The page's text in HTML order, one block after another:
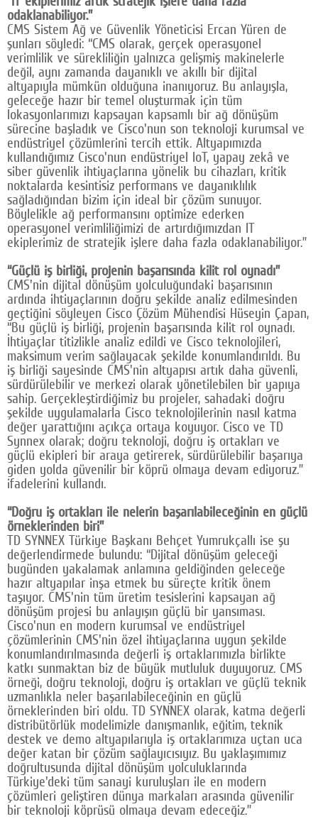
odaklanabiliyor.”
CMS Sistem Ağ ve Güvenlik Yöneticisi Ercan Yüren de
şunları söyledi: “CMS olarak, gerçek operasyonel
verimlilik ve sürekliliğin yalnızca gelişmiş makinelerle
değil, aynı zamanda dayanıklı ve akıllı bir dijital
altyapıyla mümkün olduğuna inanıyoruz. Bu anlayışla,
geleceğe hazır bir temel oluşturmak için tüm
lokasyonlarımızı kapsayan kapsamlı bir ağ dönüşüm
sürecine başladık ve Cisco'nun son teknoloji kurumsal ve
endüstriyel çözümlerini tercih ettik. Altyapımızda
kullandığımız Cisco'nun endüstriyel IoT, yapay zekâ ve
siber güvenlik ihtiyaçlarına yönelik bu cihazları, kritik
noktalarda kesintisiz performans ve dayanıklılık
sağladığından bizim için ideal bir çözüm sunuyor.
Böylelikle ağ performansını optimize ederken
operasyonel verimliliğimizi de artırdığımızdan IT
ekiplerimiz de stratejik işlere daha fazla odaklanabiliyor.”
“Güçlü iş birliği, projenin başarısında kilit rol oynadı”
CMS'nin dijital dönüşüm yolculuğundaki başarısının
ardında ihtiyaçlarının doğru şekilde analiz edilmesinden
geçtiğini söyleyen Cisco Çözüm Mühendisi Hüseyin Çapan,
“Bu güçlü iş birliği, projenin başarısında kilit rol oynadı.
İhtiyaçlar titizlikle analiz edildi ve Cisco teknolojileri,
maksimum verim sağlayacak şekilde konumlandırıldı. Bu
iş birliği sayesinde CMS'nin altyapısı artık daha güvenli,
sürdürülebilir ve merkezi olarak yönetilebilen bir yapıya
sahip. Gerçekleştirdiğimiz bu projeler, sahadaki doğru
şekilde uygulamalarla Cisco teknolojilerinin nasıl katma
değer yarattığını açıkça ortaya koyuyor. Cisco ve TD
Synnex olarak; doğru teknoloji, doğru iş ortakları ve
güçlü ekipleri bir araya getirerek, sürdürülebilir başarıya
giden yolda güvenilir bir köprü olmaya devam ediyoruz.”
ifadelerini kullandı.
“Doğru iş ortakları ile nelerin başarılabileceğinin en güçlü
örneklerinden biri”
TD SYNNEX Türkiye Başkanı Behçet Yumrukçallı ise şu
değerlendirmede bulundu: “Dijital dönüşüm geleceği
bugünden yakalamak anlamına geldiğinden geleceğe
hazır altyapılar inşa etmek bu süreçte kritik önem
taşıyor. CMS'nin tüm üretim tesislerini kapsayan ağ
dönüşüm projesi bu anlayışın güçlü bir yansıması.
Cisco'nun en modern kurumsal ve endüstriyel
çözümlerinin CMS'nin özel ihtiyaçlarına uygun şekilde
konumlandırılmasında değerli iş ortaklarımızla birlikte
katkı sunmaktan biz de büyük mutluluk duyuyoruz. CMS
örneği, doğru teknoloji, doğru iş ortakları ve güçlü teknik
uzmanlıkla neler başarılabileceğinin en güçlü
örneklerinden biri oldu. TD SYNNEX olarak, katma değerli
distribütörlük modelimizle danışmanlık, eğitim, teknik
destek ve demo altyapılarıyla iş ortaklarımıza uçtan uca
değer katan bir çözüm sağlayıcısıyız. Bu yaklaşımımız
doğrultusunda dijital dönüşüm yolculuklarında
Türkiye'deki tüm sanayi kuruluşları ile en modern
çözümleri geliştiren dünya markaları arasında güvenilir
bir teknoloji köprüsü olmaya devam edeceğiz.”